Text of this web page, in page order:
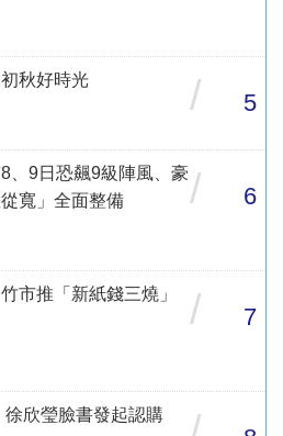
秋好時光
/ 5
、9日恐飆9級陣風、豪
寬」全面整備
/ 6
市推「新紙錢三燒」
/ 7
欣瑩臉書發起認購